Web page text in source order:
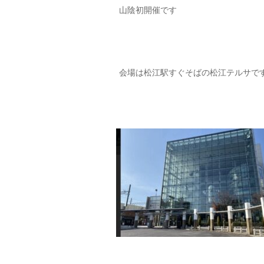
山陰初開催です
会場は松江駅すぐそばの松江テルサで